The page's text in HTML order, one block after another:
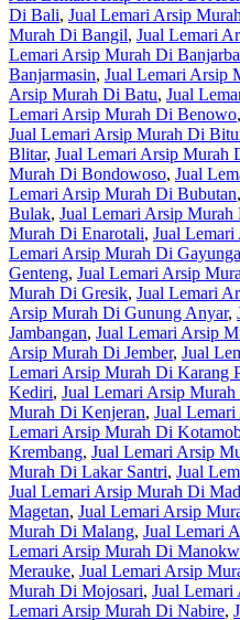
Di Bali, Jual Lemari Arsip
Murah Di Bangil, Jual Lemari
Lemari Arsip Murah Di
Banjarmasin, Jual Lemari Arsip
Arsip Murah Di Batu, Jual
Lemari Arsip Murah Di Benowo,
Jual Lemari Arsip Murah Di
Blitar, Jual Lemari Arsip Murah
Murah Di Bondowoso, Jual
Lemari Arsip Murah Di Bubutan,
Bulak, Jual Lemari Arsip
Murah Di Enarotali, Jual
Lemari Arsip Murah Di
Genteng, Jual Lemari Arsip
Murah Di Gresik, Jual Lemari
Arsip Murah Di Gunung Anyar,
Jambangan, Jual Lemari Arsip
Arsip Murah Di Jember, Jual
Lemari Arsip Murah Di Karang
Kediri, Jual Lemari Arsip
Murah Di Kenjeran, Jual
Lemari Arsip Murah Di
Krembang, Jual Lemari Arsip
Murah Di Lakar Santri, Jual
Jual Lemari Arsip Murah Di
Magetan, Jual Lemari Arsip
Murah Di Malang, Jual Lemari
Lemari Arsip Murah Di
Merauke, Jual Lemari Arsip
Murah Di Mojosari, Jual
Lemari Arsip Murah Di Nabire,